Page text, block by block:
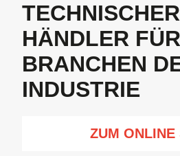
TECHNISCHER
HÄNDLER
BRANCHEN
INDUSTRIE
ZUM ONLINE